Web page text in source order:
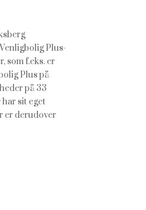
Plus-
som f.eks. er
Plus på
på 33
sit eget
er derudover